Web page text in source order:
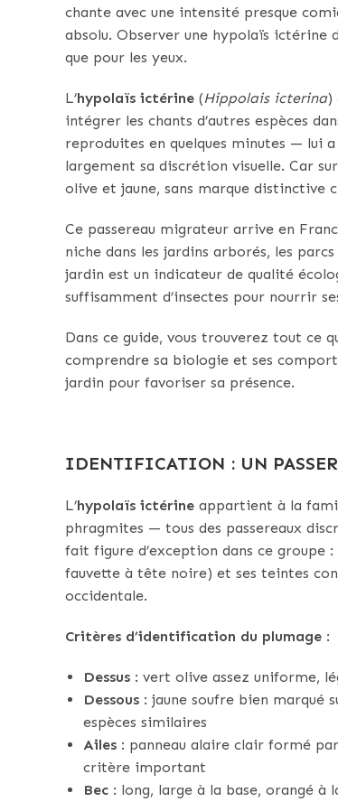
chante avec une intensité presque
absolu. Observer une hypolaïs ictérine
que pour les yeux.
L’hypolaïs ictérine (Hippolais icterina)
intégrer les chants d’autres espèces
reproduites en quelques minutes — lui
largement sa discrétion visuelle. Car
olive et jaune, sans marque distinctive
Ce passereau migrateur arrive en
niche dans les jardins arborés, les
jardin est un indicateur de qualité
suffisamment d’insectes pour nourrir
Dans ce guide, vous trouverez tout ce
comprendre sa biologie et ses
jardin pour favoriser sa présence.
IDENTIFICATION : UN
L’hypolaïs ictérine appartient à la
phragmites — tous des passereaux
fait figure d’exception dans ce groupe
fauvette à tête noire) et ses teintes
occidentale.
Critères d’identification du plumage :
Dessus : vert olive assez uniforme,
Dessous : jaune soufre bien marqué
espèces similaires
Ailes : panneau alaire clair formé
critère important
Bec : long, large à la base, orangé